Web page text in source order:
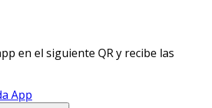
en el siguiente QR y recibe las
App